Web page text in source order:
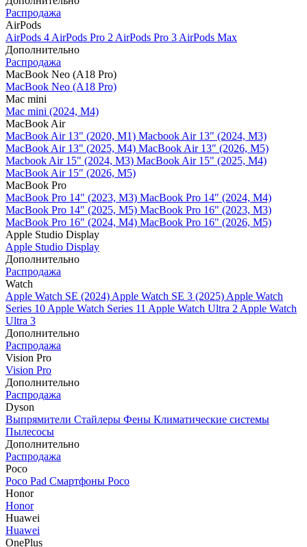
Распродажа
AirPods
AirPods 4 AirPods Pro 2 AirPods Pro 3 AirPods Max
Дополнительно
Распродажа
MacBook Neo (A18 Pro)
MacBook Neo (A18 Pro)
Mac mini
Mac mini (2024, M4)
MacBook Air
MacBook Air 13" (2020, M1) Macbook Air 13" (2024, M3)
MacBook Air 13" (2025, M4) MacBook Air 13″ (2026, M5)
Macbook Air 15" (2024, M3) MacBook Air 15" (2025, M4)
MacBook Air 15″ (2026, M5)
MacBook Pro
MacBook Pro 14" (2023, M3) MacBook Pro 14″ (2024, M4)
MacBook Pro 14″ (2025, M5) MacBook Pro 16" (2023, M3)
MacBook Pro 16″ (2024, M4) MacBook Pro 16" (2026, M5)
Apple Studio Display
Apple Studio Display
Дополнительно
Распродажа
Watch
Apple Watch SE (2024) Apple Watch SE 3 (2025) Apple Watch
Series 10 Apple Watch Series 11 Apple Watch Ultra 2 Apple Watch
Ultra 3
Дополнительно
Распродажа
Vision Pro
Vision Pro
Дополнительно
Распродажа
Dyson
Выпрямители Стайлеры Фены Климатические системы
Пылесосы
Дополнительно
Распродажа
Poco
Poco Pad Смартфоны Poco
Honor
Honor
Huawei
Huawei
OnePlus